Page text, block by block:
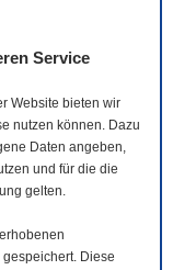
Service
Website bieten wir
nutzen können. Dazu
Daten angeben,
und für die die
gelten.
Diese